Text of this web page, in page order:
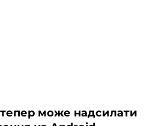
може надсилати